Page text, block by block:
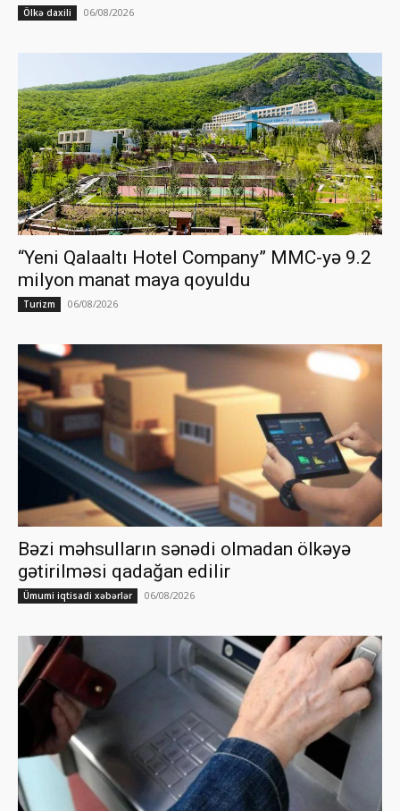
Ölkə daxili 06/08/2026
“Yeni Qalaaltı Hotel Company” MMC-yə 9.2
milyon manat maya qoyuldu
Turizm 06/08/2026
Bəzi məhsulların sənədi olmadan ölkəyə
gətirilməsi qadağan edilir
Ümumi iqtisadi xəbərlər 06/08/2026